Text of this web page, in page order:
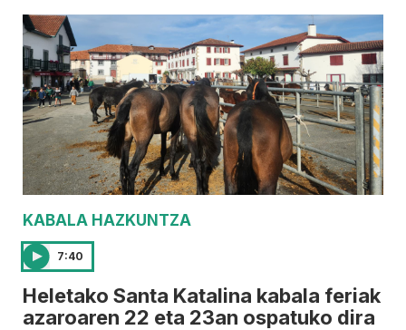
KABALA HAZKUNTZA
7:40
Heletako Santa Katalina kabala feriak
azaroaren 22 eta 23an ospatuko dira